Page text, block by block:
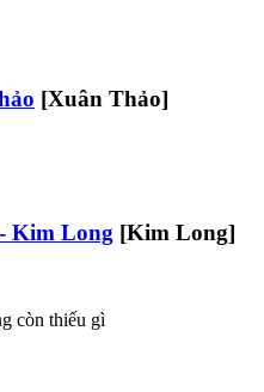
[Xuân Thảo]
Kim Long [Kim Long]
còn thiếu gì